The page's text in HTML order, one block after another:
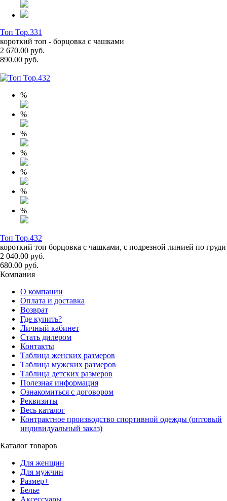
Топ Top.331
короткий топ - борцовка с чашками
2 670.00 руб.
890.00 руб.
%
%
%
%
%
%
%
Топ Top.432
короткий топ борцовка с чашками, с подрезной линией по груди
2 040.00 руб.
680.00 руб.
Компания
О компании
Оплата и доставка
Возврат
Где купить?
Личный кабинет
Стать дилером
Контакты
Таблица женских размеров
Таблица мужских размеров
Таблица детских размеров
Полезная информация
Ознакомиться с договором
Реквизиты
Весь каталог
Контрактное производство спортивной одежды (оптовый
индивидуальный заказ)
Каталог товаров
Для женщин
Для мужчин
Размер+
Белье